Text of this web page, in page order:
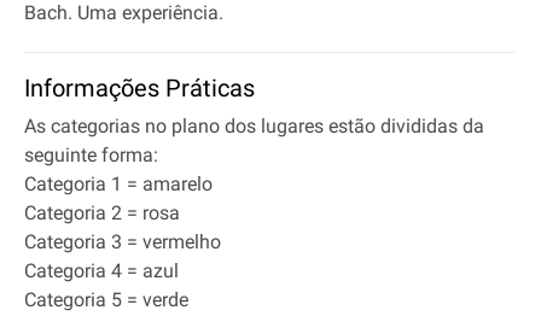
Bach. Uma experiência.
Informações Práticas
As categorias no plano dos lugares estão divididas da
seguinte forma:
Categoria 1 = amarelo
Categoria 2 = rosa
Categoria 3 = vermelho
Categoria 4 = azul
Categoria 5 = verde